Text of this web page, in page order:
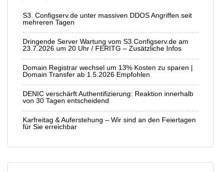
S3. Configserv.de unter massiven DDOS Angriffen seit
mehreren Tagen
Dringende Server Wartung vom S3.Configserv.de am
23.7.2026 um 20 Uhr / FERITG – Zusätzliche Infos
Domain Registrar wechsel um 13% Kosten zu sparen |
Domain Transfer ab 1.5.2026 Empfohlen
DENIC verschärft Authentifizierung: Reaktion innerhalb
von 30 Tagen entscheidend
Karfreitag & Auferstehung – Wir sind an den Feiertagen
für Sie erreichbar